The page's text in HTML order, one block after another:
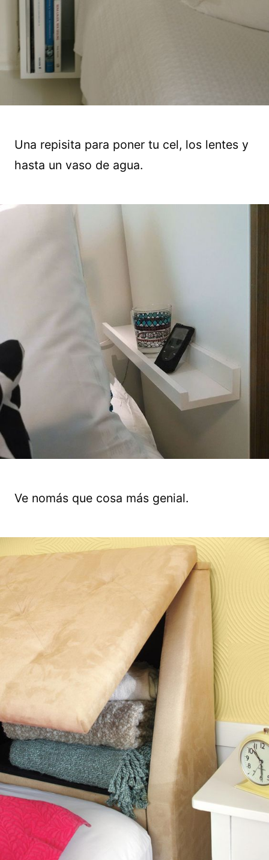
Una repisita para poner tu cel, los lentes y
hasta un vaso de agua.
Ve nomás que cosa más genial.